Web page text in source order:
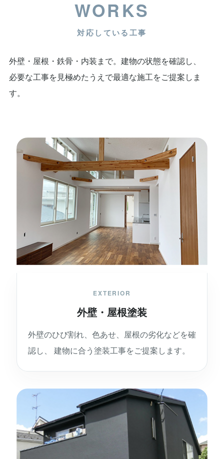
WORKS
対応している工事
外壁・屋根・鉄骨・内装まで。建物の状態を確認し、
必要な工事を見極めたうえで最適な施工をご提案しま
す。
EXTERIOR
外壁・屋根塗装
外壁のひび割れ、色あせ、屋根の劣化などを確
認し、 建物に合う塗装工事をご提案します。